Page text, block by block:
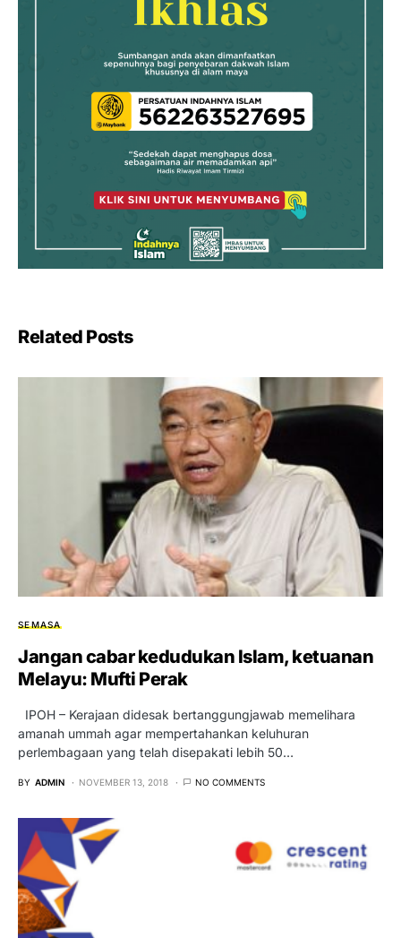
Related Posts
SEMASA
Jangan cabar kedudukan Islam, ketuanan
Melayu: Mufti Perak
IPOH – Kerajaan didesak bertanggungjawab memelihara
amanah ummah agar mempertahankan keluhuran
perlembagaan yang telah disepakati lebih 50…
BY ADMIN NOVEMBER 13, 2018 NO COMMENTS